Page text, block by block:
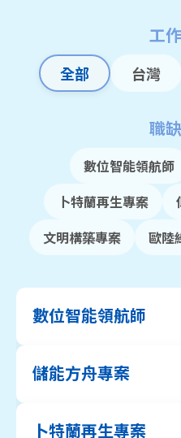
工
全部 台灣
職
數位智能領航師
卜特蘭再生專案
文明構築專案
歐陸
數位智能領航師
儲能方舟專案
卜特蘭再生專案